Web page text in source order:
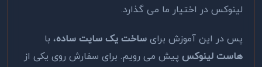
لینوکس در اختیار ما می گذارد.
پس در این آموزش برای ساخت یک سایت ساده، با
هاست لینوکس پیش می رویم. برای سفارش روی یکی از